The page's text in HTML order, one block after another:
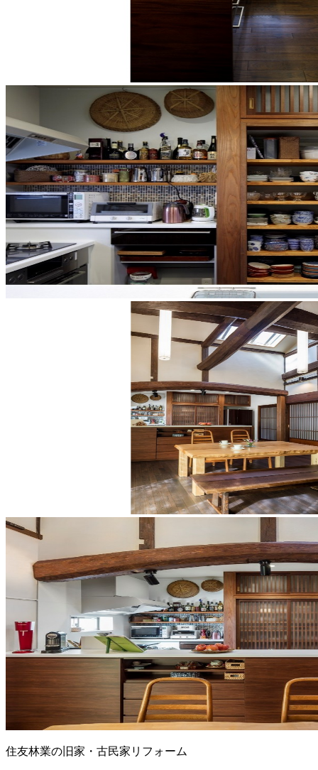
住友林業の旧家・古民家リフォーム